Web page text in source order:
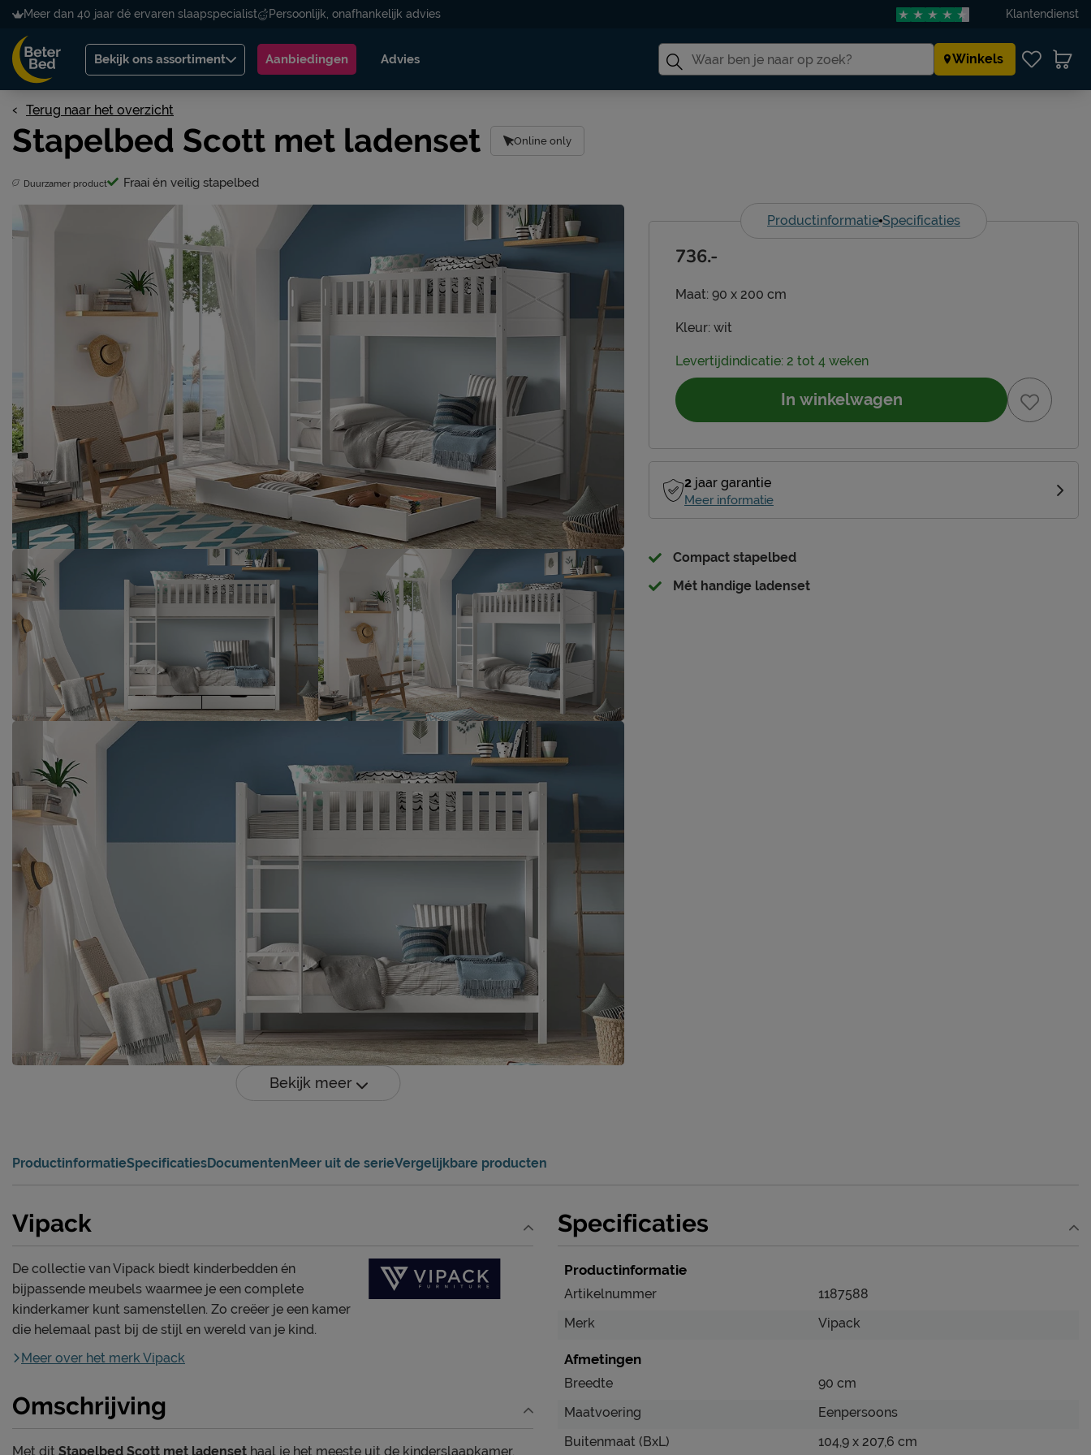
Meer dan 40 jaar dé ervaren slaapspecialist Persoonlijk, onafhankelijk advies Klantendienst
Bekijk ons assortiment Aanbiedingen Advies Winkels
Terug naar het overzicht
Stapelbed Scott met ladenset Online only
Duurzamer product Fraai én veilig stapelbed
Bekijk meer
Productinformatie Specificaties
Maat: 90 x 200 cm
Kleur: wit
736.-
Levertijdindicatie: 2 tot 4 weken
In winkelwagen
2 jaar garantie
Meer informatie
Compact stapelbed
Mét handige ladenset
ProductinformatieSpecificatiesDocumenten Meer uit de serieVergelijkbare producten
Vipack
De collectie van Vipack biedt kinderbedden én
bijpassende meubels waarmee je een complete
kinderkamer kunt samenstellen. Zo creëer je een kamer
die helemaal past bij de stijl en wereld van je kind.
Meer over het merk Vipack
Omschrijving
Met dit Stapelbed Scott met ladenset haal je het meeste uit de kinderslaapkamer.
Specificaties
Productinformatie
Artikelnummer
1187588
Merk
Vipack
Afmetingen
Breedte
90 cm
Maatvoering
Eenpersoons
Buitenmaat (BxL)
104,9 x 207,6 cm